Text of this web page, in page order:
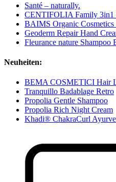
Santé – naturally.
CENTIFOLIA Family 3in1
BAIMS Organic
Geoderm Repair Hand
Fleurance nature
Neuheiten:
BEMA COSMETICI Hair
Tranquillo Badablage Retro
Propolia Gentle Shampoo
Propolia Rich Night Cream
Khadi® ChakraCurl